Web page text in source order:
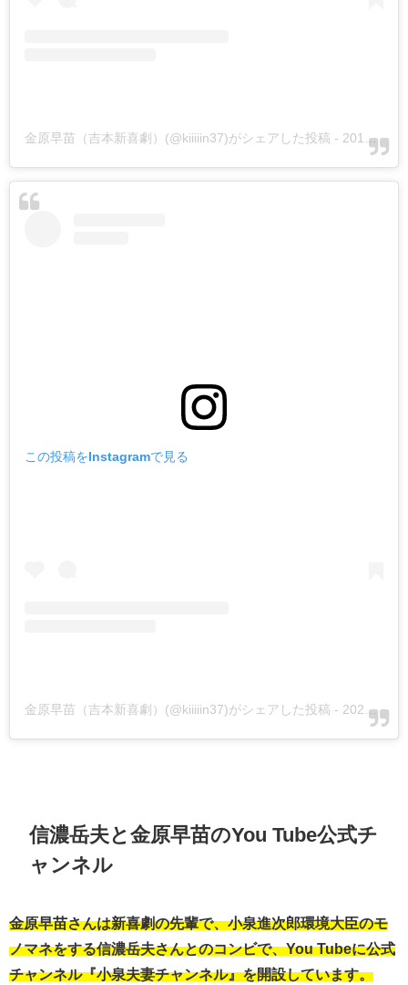
金原早苗（吉本新喜劇）(@kiiiiin37)がシェアした投稿 - 2019年12月月13日午前5時53分PST
この投稿をInstagramで見る
金原早苗（吉本新喜劇）(@kiiiiin37)がシェアした投稿 - 2020年 1月月22日午後7時38分PST
信濃岳夫と金原早苗のYou Tube公式チ
ャンネル
金原早苗さんは新喜劇の先輩で、小泉進次郎環境大臣のモ
ノマネをする信濃岳夫さんとのコンビで、You Tubeに公式
チャンネル『小泉夫妻チャンネル』を開設しています。